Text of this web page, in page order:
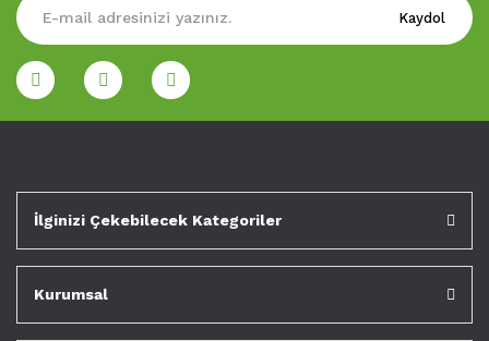
Kaydol
İlginizi Çekebilecek Kategoriler
Kurumsal